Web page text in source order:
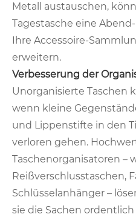
Metall austauschen,
Tagestasche eine
Ihre Accessoire-
erweitern.
Verbesserung der
Unorganisierte Taschen
wenn kleine
und Lippenstifte in den
verloren gehen.
Taschenorganisatoren –
Reißverschlusstaschen,
Schlüsselanhänger –
sie die Sachen